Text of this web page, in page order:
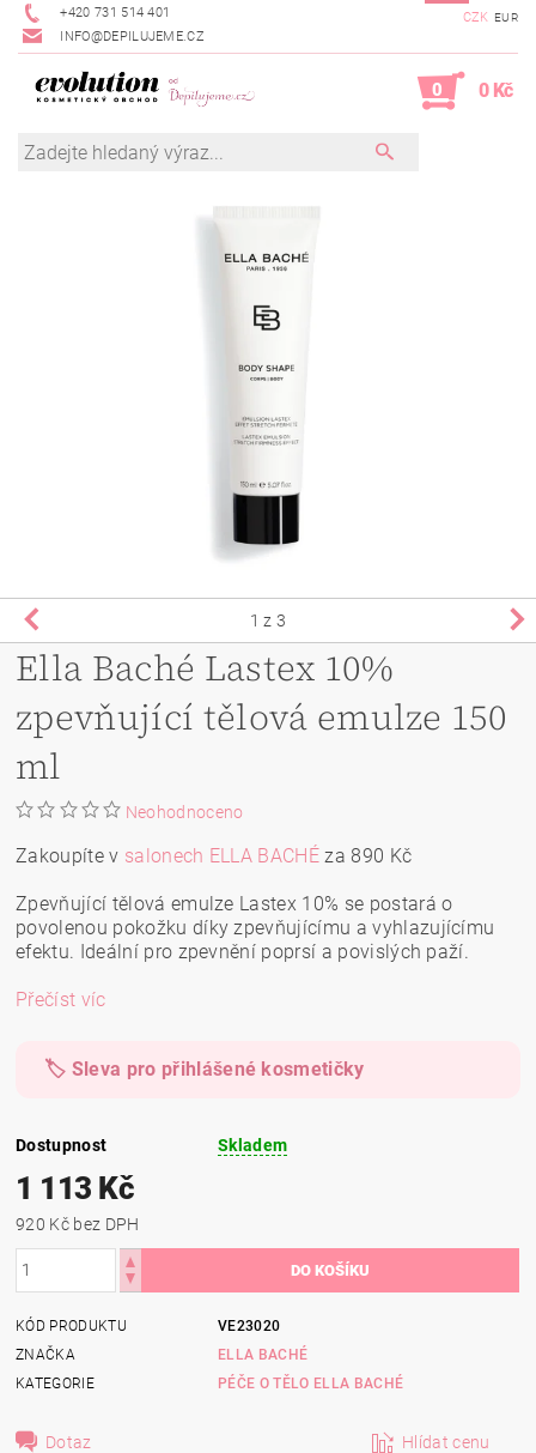
+420 731 514 401
INFO@DEPILUJEME.CZ
CZK EUR
0 0 Kč
1 z 3
Ella Baché Lastex 10%
zpevňující tělová emulze 150
ml
Neohodnoceno
Zakoupíte v salonech ELLA BACHÉ za 890 Kč
Zpevňující tělová emulze Lastex 10% se postará o
povolenou pokožku díky zpevňujícímu a vyhlazujícímu
efektu. Ideální pro zpevnění poprsí a povislých paží.
Přečíst víc
🏷️ Sleva pro přihlášené kosmetičky
Dostupnost Skladem
1 113 Kč
920 Kč bez DPH
KÓD PRODUKTU
VE23020
ZNAČKA
ELLA BACHÉ
KATEGORIE
PÉČE O TĚLO ELLA BACHÉ
Dotaz Hlídat cenu